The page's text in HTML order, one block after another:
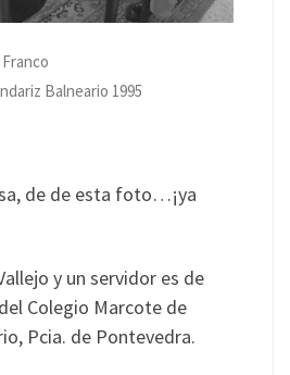
Balneario 1995
de de esta foto…¡ya
y un servidor es de
Colegio Marcote de
Pcia. de Pontevedra.